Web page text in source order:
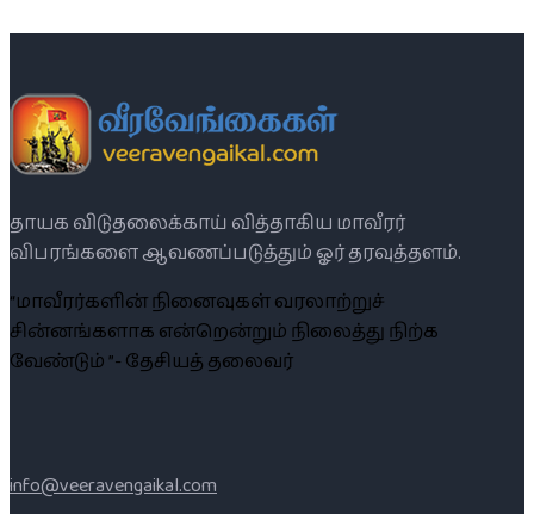
தாயக விடுதலைக்காய் வித்தாகிய மாவீரர்
விபரங்களை ஆவணப்படுத்தும் ஓர் தரவுத்தளம்.
“மாவீரர்களின் நினைவுகள் வரலாற்றுச்
சின்னங்களாக என்றென்றும் நிலைத்து நிற்க
வேண்டும் ”- தேசியத் தலைவர்
info@veeravengaikal.com